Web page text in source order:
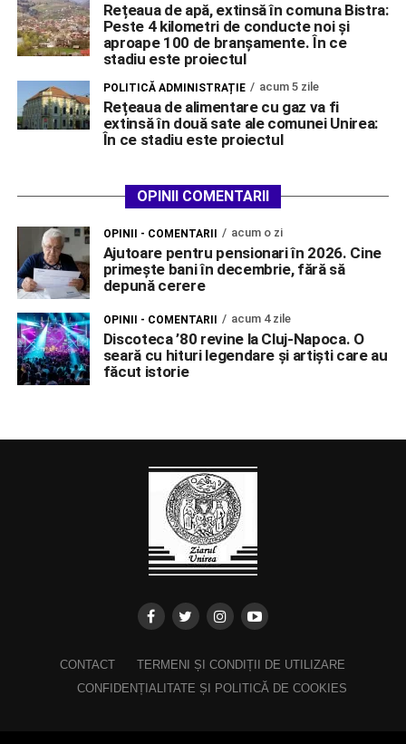
Rețeaua de apă, extinsă în comuna Bistra:
Peste 4 kilometri de conducte noi și
aproape 100 de branșamente. În ce
stadiu este proiectul
POLITICĂ ADMINISTRAȚIE acum 5 zile
Rețeaua de alimentare cu gaz va fi
extinsă în două sate ale comunei Unirea:
În ce stadiu este proiectul
OPINII COMENTARII
OPINII - COMENTARII acum o zi
Ajutoare pentru pensionari în 2026. Cine
primește bani în decembrie, fără să
depună cerere
OPINII - COMENTARII acum 4 zile
Discoteca ’80 revine la Cluj-Napoca. O
seară cu hituri legendare și artiști care au
făcut istorie
CONTACT
TERMENI ȘI CONDIȚII DE UTILIZARE
CONFIDENȚIALITATE ȘI POLITICĂ DE COOKIES